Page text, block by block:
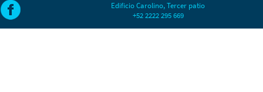
Edificio Carolino, Tercer patio
+52 2222 295 669